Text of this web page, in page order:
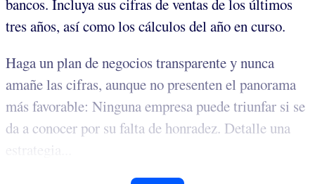
bancos. Incluya sus cifras de ventas de los últimos
tres años, así como los cálculos del año en curso.
Haga un plan de negocios transparente y nunca
amañe las cifras, aunque no presenten el panorama
más favorable: Ninguna empresa puede triunfar si se
da a conocer por su falta de honradez. Detalle una
estrategia...